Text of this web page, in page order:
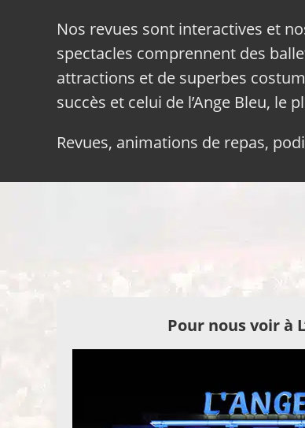
Nos revues sont interactives et
spectacles comprennent des
attractions et de superbes
succès et celui de l’Ange Bleu, le
Revues, animations de repas,
Pour nous voir à